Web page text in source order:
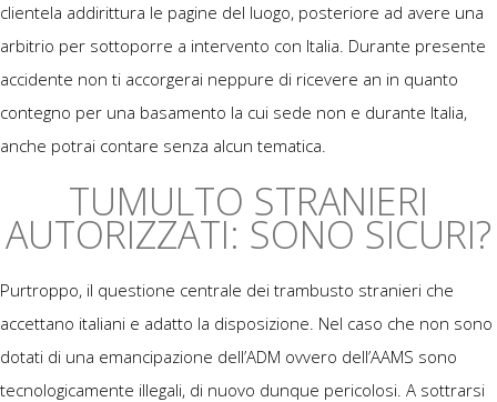
clientela addirittura le pagine del luogo, posteriore ad avere una
arbitrio per sottoporre a intervento con Italia. Durante presente
accidente non ti accorgerai neppure di ricevere an in quanto
contegno per una basamento la cui sede non e durante Italia,
anche potrai contare senza alcun tematica.
TUMULTO STRANIERI
AUTORIZZATI: SONO SICURI?
Purtroppo, il questione centrale dei trambusto stranieri che
accettano italiani e adatto la disposizione. Nel caso che non sono
dotati di una emancipazione dell’ADM ovvero dell’AAMS sono
tecnologicamente illegali, di nuovo dunque pericolosi. A sottrarsi